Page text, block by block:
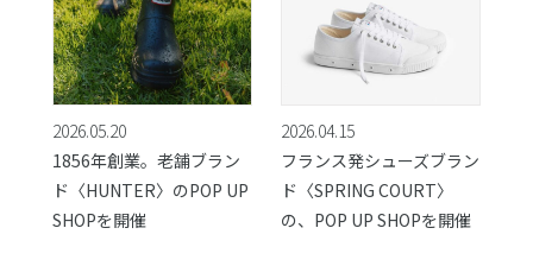
2026.05.20
1856年創業。老舗ブラン
ド〈HUNTER〉のPOP UP
SHOPを開催
2026.04.15
フランス発シューズブラン
ド〈SPRING COURT〉
の、POP UP SHOPを開催